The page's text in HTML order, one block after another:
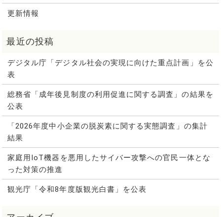
更新情報
デジタル庁「デジタル社会の実現に向けた重点計画」を公
表
総務省「成年後見制度の利用促進に関する調査」の結果を
公表
「2026年度中小企業の脱炭素に関する実態調査」の集計
結果
家庭用IoT機器を悪用したサイバー攻撃への官民一体とな
った対策の推進
観光庁「令和8年度版観光白書」を公表